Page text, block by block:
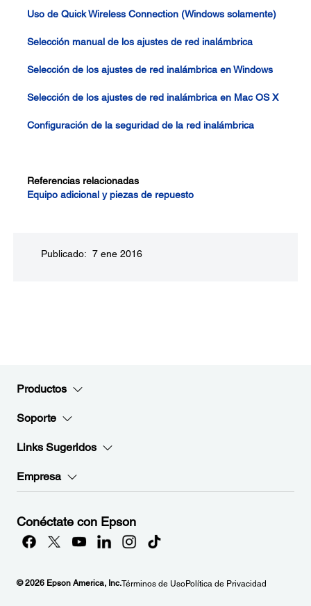
Uso de Quick Wireless Connection (Windows solamente)
Selección manual de los ajustes de red inalámbrica
Selección de los ajustes de red inalámbrica en Windows
Selección de los ajustes de red inalámbrica en Mac OS X
Configuración de la seguridad de la red inalámbrica
Referencias relacionadas
Equipo adicional y piezas de repuesto
Publicado: 7 ene 2016
Productos
Soporte
Links Sugeridos
Empresa
Conéctate con Epson
© 2026 Epson America, Inc.Términos de UsoPolítica de Privacidad